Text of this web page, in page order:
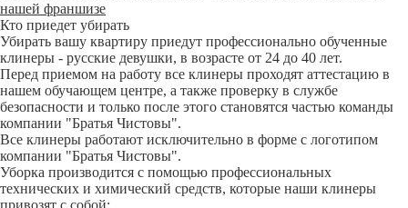
нашей франшизе
Кто приедет убирать
Убирать вашу квартиру приедут профессионально обученные
клинеры - русские девушки, в возрасте от 24 до 40 лет.
Перед приемом на работу все клинеры проходят аттестацию в
нашем обучающем центре, а также проверку в службе
безопасности и только после этого становятся частью команды
компании "Братья Чистовы".
Все клинеры работают исключительно в форме с логотипом
компании "Братья Чистовы".
Уборка производится с помощью профессиональных
технических и химический средств, которые наши клинеры
привозят с собой: